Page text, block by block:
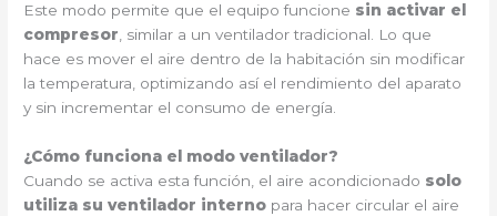
Este modo permite que el equipo funcione sin activar el
compresor, similar a un ventilador tradicional. Lo que
hace es mover el aire dentro de la habitación sin modificar
la temperatura, optimizando así el rendimiento del aparato
y sin incrementar el consumo de energía.
¿Cómo funciona el modo ventilador?
Cuando se activa esta función, el aire acondicionado solo
utiliza su ventilador interno para hacer circular el aire